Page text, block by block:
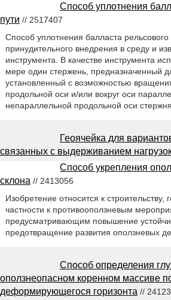
Способ уплотнения
пути // 2517407
Способ уплотнения балласта рельсового
принудительного внедрения в среду и
инструмента. В качестве инструмента
мере один стержень, предназначенный
установленный с возможностью
продольной оси и/или вокруг оси
непараллельной продольной оси
Геоячейка для
связанных с выдерживанием
Способ укрепления
склона // 2413056
Изобретение относится к строительству,
частности к противооползневым
предусматривающим повышение
предотвращение развития оползневых
Способ определения
оползнеопасном коренном массиве
деформирующегося горизонта //